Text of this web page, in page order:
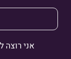
אני רוצה